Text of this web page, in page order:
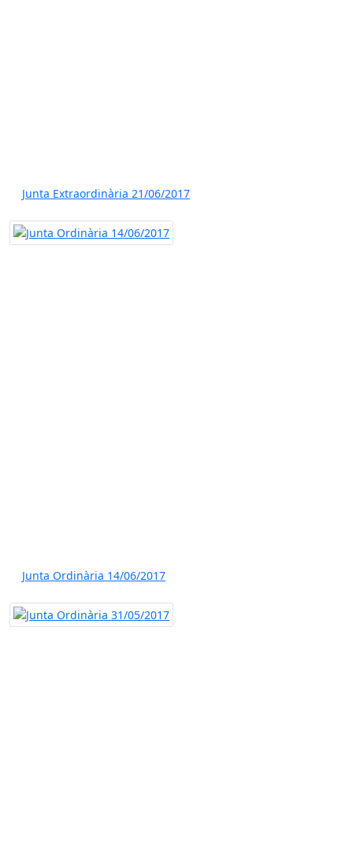
Junta Extraordinària 21/06/2017
Junta Ordinària 14/06/2017